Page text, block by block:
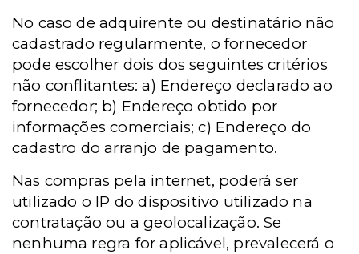
No caso de adquirente ou destinatário não
cadastrado regularmente, o fornecedor
pode escolher dois dos seguintes critérios
não conflitantes: a) Endereço declarado ao
fornecedor; b) Endereço obtido por
informações comerciais; c) Endereço do
cadastro do arranjo de pagamento.
Nas compras pela internet, poderá ser
utilizado o IP do dispositivo utilizado na
contratação ou a geolocalização. Se
nenhuma regra for aplicável, prevalecerá o